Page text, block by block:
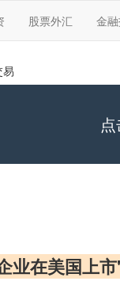
股票外汇 金
业在美国上市'